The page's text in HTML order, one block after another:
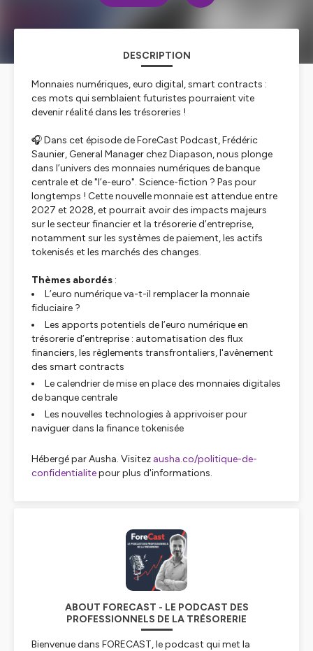
DESCRIPTION
Monnaies numériques, euro digital, smart contracts :
ces mots qui semblaient futuristes pourraient vite
devenir réalité dans les trésoreries !
🎧 Dans cet épisode de ForeCast Podcast, Frédéric
Saunier, General Manager chez Diapason, nous plonge
dans l’univers des monnaies numériques de banque
centrale et de "l’e-euro". Science-fiction ? Pas pour
longtemps ! Cette nouvelle monnaie est attendue entre
2027 et 2028, et pourrait avoirdes impacts majeurs
sur le secteur financier et la trésorerie d’entreprise,
notamment sur les systèmes de paiement, les actifs
tokenisés et les marchés des changes.
Thèmes abordés :
L’euro numérique va-t-il remplacer la monnaie
fiduciaire ?
Les apports potentiels de l’euro numérique en
trésorerie d’entreprise : automatisation des flux
financiers, les règlements transfrontaliers, l'avènement
des smart contracts
Le calendrier de mise en place des monnaies digitales
de banque centrale
Les nouvelles technologies à apprivoiser pour
naviguer dans la finance tokenisée
Hébergé par Ausha. Visitez ausha.co/politique-de-
confidentialitepour plus d'informations.
ABOUT FORECAST - LE PODCAST DES
PROFESSIONNELS DE LA TRÉSORERIE
Bienvenue dans FORECAST, le podcast qui met la